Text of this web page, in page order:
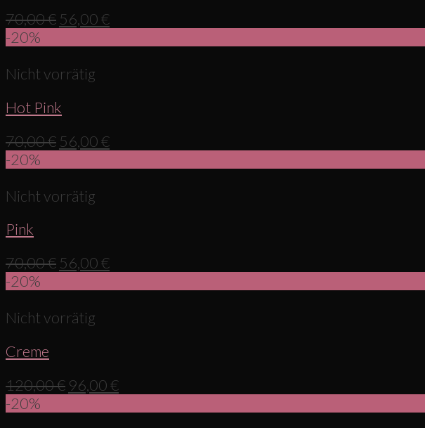
70,00€ 56,00€
-20%
Nicht vorrätig
Hot Pink
70,00€ 56,00€
-20%
Nicht vorrätig
Pink
70,00€ 56,00€
-20%
Nicht vorrätig
Creme
120,00€ 96,00€
-20%